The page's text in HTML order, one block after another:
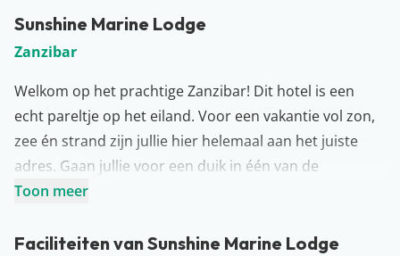
Sunshine Marine Lodge
Zanzibar
Welkom op het prachtige Zanzibar! Dit hotel is een
echt pareltje op het eiland. Voor een vakantie vol zon,
zee én strand zijn jullie hier helemaal aan het juiste
adres. Gaan jullie voor een duik in één van de
zwembaden, een heerlijke massage in de wellness of
Lodge kunnen jullie de hele dag genieten van een
Toon meer
Faciliteiten van Sunshine Marine Lodge